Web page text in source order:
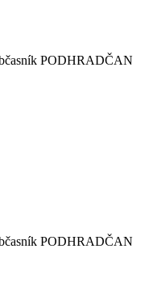
PODHRADČAN
PODHRADČAN